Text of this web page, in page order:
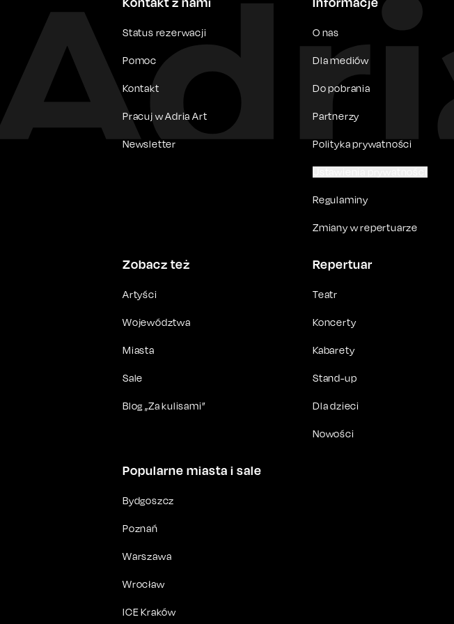
Status rezerwacji
Pomoc
Kontakt
Pracuj w Adria Art
Newsletter
O nas
Dla mediów
Do pobrania
Partnerzy
Polityka prywatności
Regulaminy
Zmiany w repertuarze
Zobacz też
Artyści
Województwa
Miasta
Sale
Blog „Za kulisami”
Repertuar
Teatr
Koncerty
Kabarety
Stand-up
Dla dzieci
Nowości
Popularne miasta i sale
Bydgoszcz
Poznań
Warszawa
Wrocław
ICE Kraków